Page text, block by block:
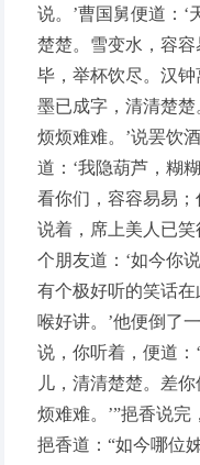
说。’曹国舅便道：
楚楚。雪变水，容
毕，举杯饮尽。汉钟
墨已成字，清清楚楚
烦烦难难。’说罢饮
道：‘我隐葫芦，糊
看你们，容容易易；
说着，席上美人已
个朋友道：‘如今你
有个极好听的笑话
喉好讲。’他便倒了
说，你听着，便道
儿，清清楚楚。差
烦难难。’”挹香说完
挹香道：“如今哪位